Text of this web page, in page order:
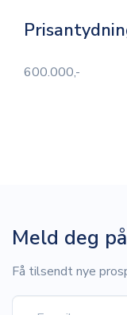
600.000,-
Meld deg
Få tilsendt nye